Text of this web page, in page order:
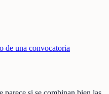
de una convocatoria